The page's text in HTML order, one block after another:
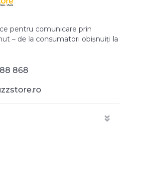
pentru comunicare prin
– de la consumatori obișnuiți la
868